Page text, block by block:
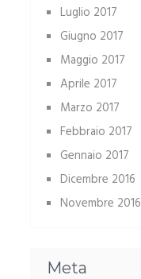
Luglio 2017
Giugno 2017
Maggio 2017
Aprile 2017
Marzo 2017
Febbraio 2017
Gennaio 2017
Dicembre 2016
Novembre 2016
Meta